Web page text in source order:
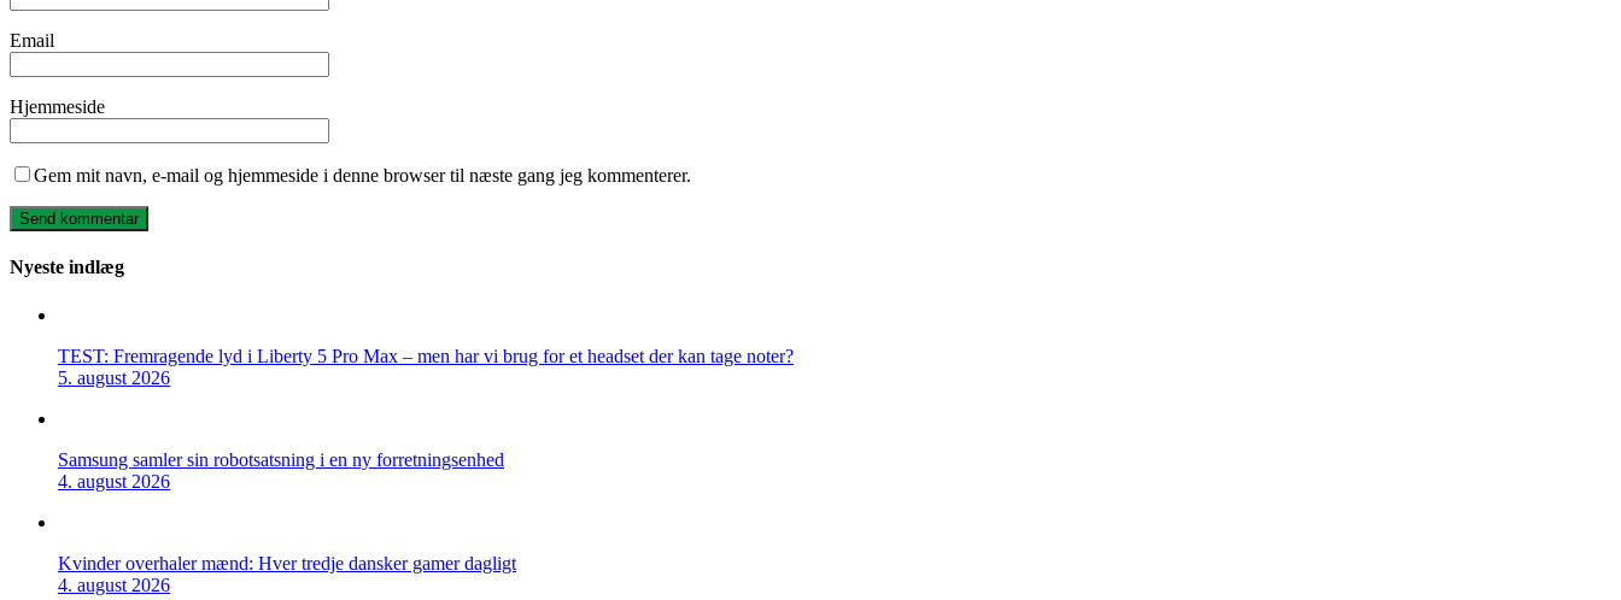
Email
Hjemmeside
Gem mit navn, e-mail og hjemmeside i denne browser til næste gang jeg kommenterer.
Nyeste indlæg
TEST: Fremragende lyd i Liberty 5 Pro Max – men har vi brug for et headset der kan tage noter?
5. august 2026
Samsung samler sin robotsatsning i en ny forretningsenhed
4. august 2026
Kvinder overhaler mænd: Hver tredje dansker gamer dagligt
4. august 2026